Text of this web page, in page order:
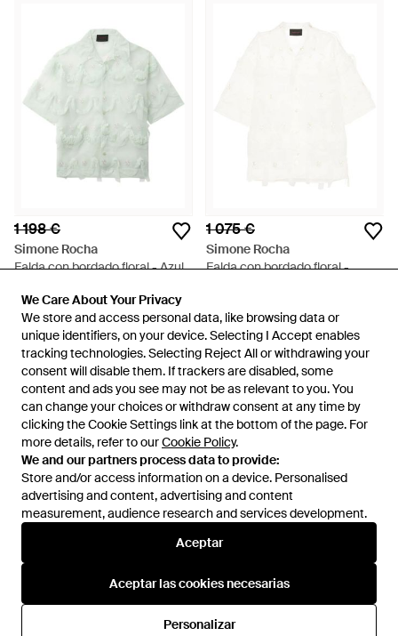
We Care About Your Privacy
We store and access personal data, like browsing data or
unique identifiers, on your device. Selecting I Accept enables
tracking technologies. Selecting Reject All or withdrawing your
consent will disable them. If trackers are disabled, some
content and ads you see may not be as relevant to you. You
can change your choices or withdraw consent at any time by
clicking the Cookie Settings link at the bottom of the page. For
more details, refer to ourCookie Policy.
We and our partners process data to provide:
Store and/or access information on a device. Personalised
advertising and content, advertising and content
measurement, audience research and services development.
Aceptar
Aceptar las cookies necesarias
Personalizar
We Care About Your Privacy
We store and access personal data, like browsing data or
unique identifiers, on your device. Selecting I Accept enables
tracking technologies. Selecting Reject All or withdrawing your
consent will disable them. If trackers are disabled, some
content and ads you see may not be as relevant to you. You
can change your choices or withdraw consent at any time by
clicking the Cookie Settings link at the bottom of the page. For
more details, refer to ourCookie Policy.
We and our partners process data to provide:
Store and/or access information on a device. Personalised
advertising and content, advertising and content
measurement, audience research and services development.
Aceptar
Aceptar las cookies necesarias
Personalizar
1 198 €
Simone Rocha
Falda con bordado floral - Azul
AGOTADO
1 075 €
Simone Rocha
Falda con bordado floral -
AGOTADO
Internacional
Ayuda e información